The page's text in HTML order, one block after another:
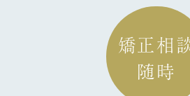
矯正相
随時